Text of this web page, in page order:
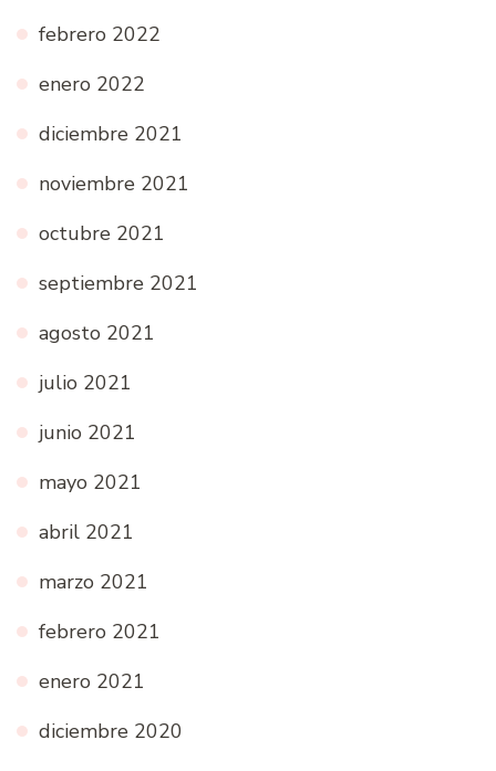
febrero 2022
enero 2022
diciembre 2021
noviembre 2021
octubre 2021
septiembre 2021
agosto 2021
julio 2021
junio 2021
mayo 2021
abril 2021
marzo 2021
febrero 2021
enero 2021
diciembre 2020